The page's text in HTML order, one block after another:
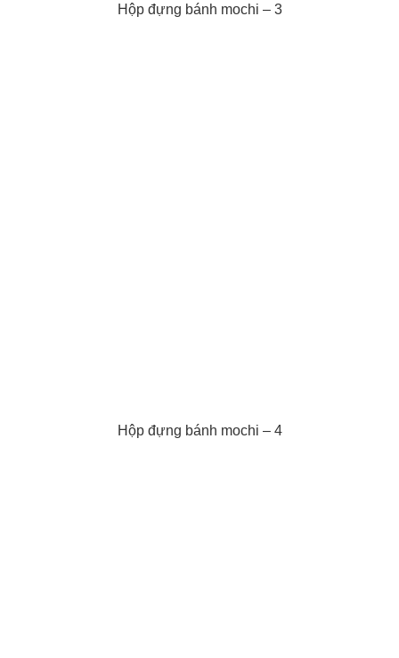
Hộp đựng bánh mochi – 3
Hộp đựng bánh mochi – 4